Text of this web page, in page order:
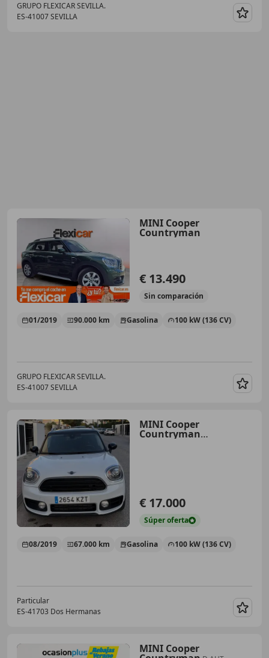
GRUPO FLEXICAR SEVILLA.
ES-41007 SEVILLA
MINI Cooper
Countryman
€ 13.490
Sin comparación
01/2019 90.000 km Gasolina 100 kW (136 CV)
GRUPO FLEXICAR SEVILLA.
ES-41007 SEVILLA
MINI Cooper
Countryman
€ 17.000
Súperoferta
08/2019 67.000 km Gasolina 100 kW (136 CV)
Particular
ES-41703 Dos Hermanas
MINI Cooper